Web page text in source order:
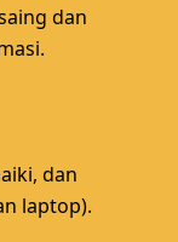
dan
dan
laptop).